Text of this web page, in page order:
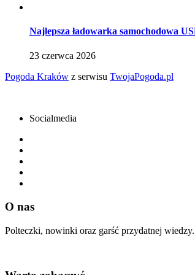
Najlepsza ładowarka samochodowa
23 czerwca 2026
Pogoda Kraków z serwisu TwojaPogoda.pl
Socialmedia
O nas
Polteczki, nowinki oraz garść przydatnej